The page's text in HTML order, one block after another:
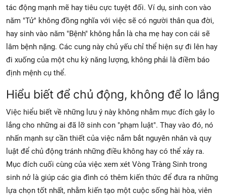
tác động mạnh mẽ hay tiêu cực tuyệt đối. Ví dụ, sinh con vào
năm "Tử" không đồng nghĩa với việc sẽ có người thân qua đời,
hay sinh vào năm "Bệnh" không hẳn là cha mẹ hay con cái sẽ
lâm bệnh nặng. Các cung này chủ yếu chỉ thể hiện sự đi lên hay
đi xuống của một chu kỳ năng lượng, không phải là điềm báo
định mệnh cụ thể.
Hiểu biết để chủ động, không để lo lắng
Việc hiểu biết về những lưu ý này không nhằm mục đích gây lo
lắng cho những ai đã lỡ sinh con "phạm luật". Thay vào đó, nó
nhấn mạnh sự cần thiết của việc nắm bắt nguyên nhân và quy
luật để chủ động tránh những điều không hay có thể xảy ra.
Mục đích cuối cùng của việc xem xét Vòng Tràng Sinh trong
sinh nở là giúp các gia đình có thêm kiến thức để đưa ra những
lựa chọn tốt nhất, nhằm kiến tạo một cuộc sống hài hòa, viên